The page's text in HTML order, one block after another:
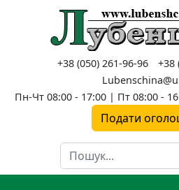
+38 (050) 261-96-96
+38
Пн-Чт 08:00 - 17:00 | Пт 08:00 -
Подати
Пошук